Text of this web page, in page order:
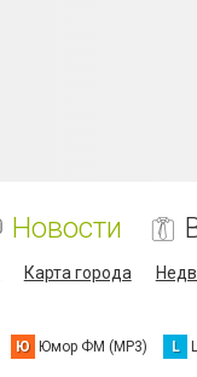
Новости
Карта города
Ю Юмор ФМ (MP3) L